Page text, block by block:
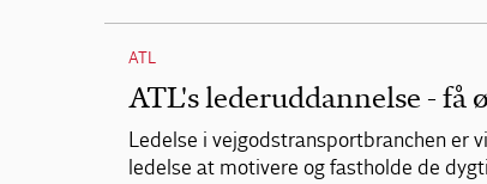
ATL
ATL's lederuddannelse - få
Ledelse i vejgodstransportbranchen er
ledelse at motivere og fastholde de